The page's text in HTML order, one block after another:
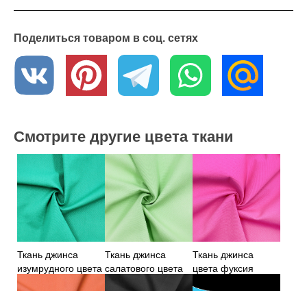
Поделиться товаром в соц. сетях
Смотрите другие цвета ткани
Ткань джинса
изумрудного цвета
Ткань джинса
салатового цвета
Ткань джинса
цвета фуксия